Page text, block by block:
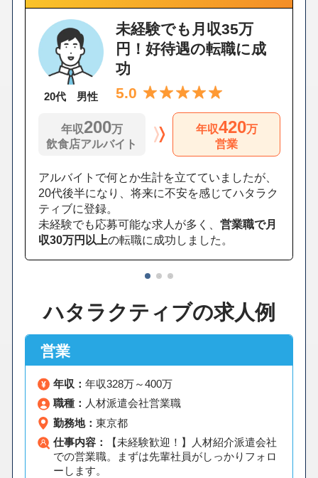
20代 男性
未経験でも月収35万
円！好待遇の転職に成
功
5.0
年収200万
飲食店アルバイト
年収420万
営業
アルバイトで何とか生計を立てていましたが、
20代後半になり、将来に不安を感じてハタラク
ティブに登録。
未経験でも応募可能な求人が多く、 営業職で月
収30万円以上の転職に成功しました。
ハタラクティブの求人例
営業
年収： 年収328万～400万
職種： 人材派遣会社営業職
勤務地： 東京都
仕事内容：
【未経験歓迎！】人材紹介派遣会社
での営業職。まずは先輩社員がしっかりフォロ
ーします。